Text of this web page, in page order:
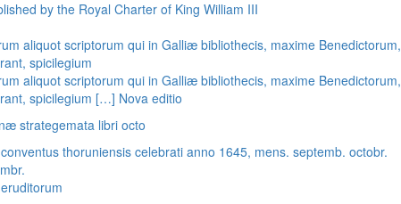
by the Royal Charter of King William III
aliquot scriptorum qui in Galliæ bibliothecis, maxime Benedictorum,
spicilegium
aliquot scriptorum qui in Galliæ bibliothecis, maxime Benedictorum,
spicilegium […] Nova editio
strategemata libri octo
thoruniensis celebrati anno 1645, mens. septemb. octobr.